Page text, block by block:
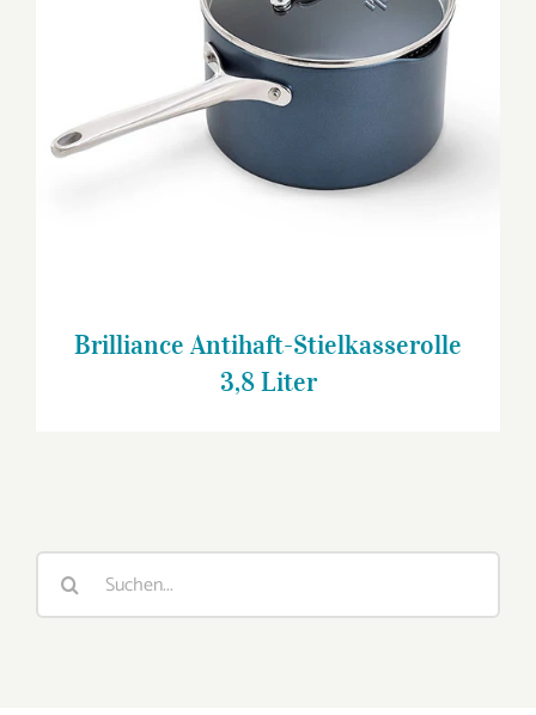
Brilliance Antihaft-Stielkasserolle 3,8
Liter
Brilliance Antihaft-Stielkasserolle
3,8 Liter
Suche
nach: